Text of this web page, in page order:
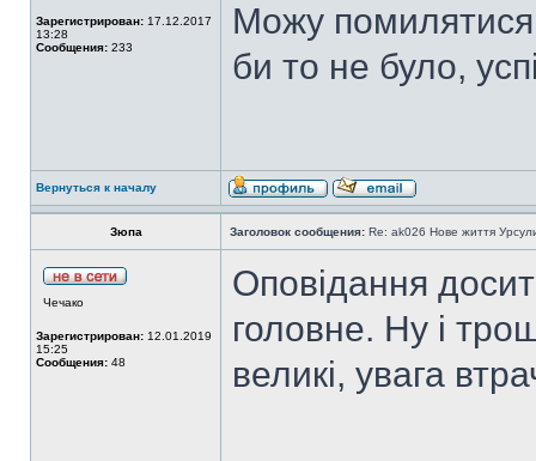
Зарегистрирован: 17.12.2017
13:28
Сообщения: 233
Можу
би то не було,
Вернуться к началу
Зюпа Заголовок сообщения: Re: ak026 Нове життя
Чечако
Зарегистрирован: 12.01.2019
15:25
Сообщения: 48
Оповідання
головне. Ну і
великі, увага